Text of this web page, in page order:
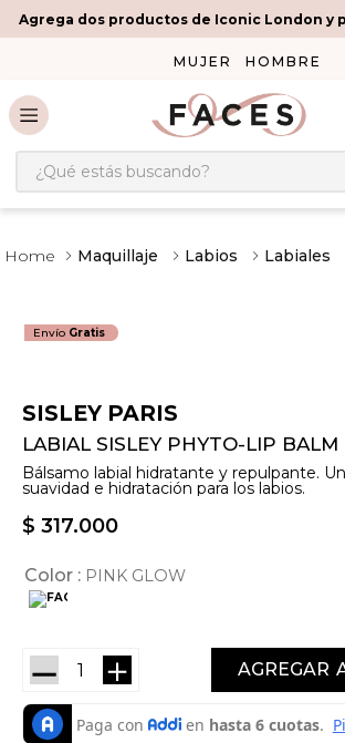
Agrega dos productos de Iconic London y
MUJER HOMBRE
¿Qué estás buscando?
Maquillaje Labios Labiales
Envío Gratis
SISLEY PARIS
LABIAL SISLEY PHYTO-LIP
Bálsamo labial hidratante y repulpante.
suavidad e hidratación para los labios.
$ 317.000
Color PINK GLOW
＋
－ AGREGAR